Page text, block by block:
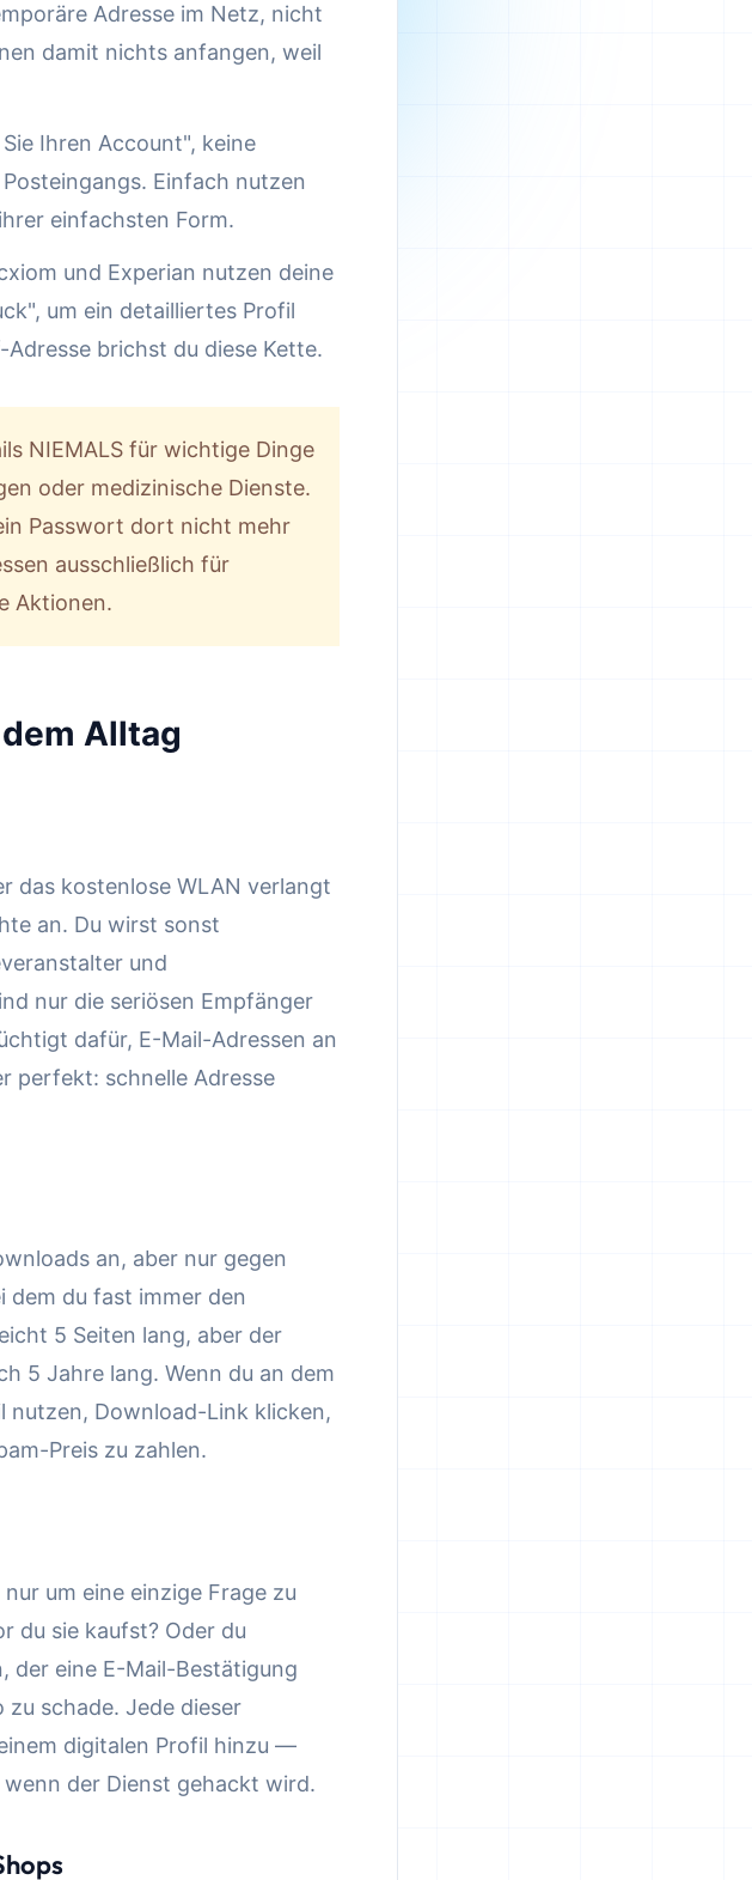
Adresse im Netz, nicht
damit nichts anfangen, weil
Ihren Account", keine
Einfach nutzen
einfachsten Form.
und Experian nutzen deine
um ein detailliertes Profil
brichst du diese Kette.
NIEMALS für wichtige Dinge
oder medizinische Dienste.
Passwort dort nicht mehr
ausschließlich für
Aktionen.
Alltag
das kostenlose WLAN verlangt
an. Du wirst sonst
und
nur die seriösen Empfänger
dafür, E-Mail-Adressen an
perfekt: schnelle Adresse
an, aber nur gegen
dem du fast immer den
5 Seiten lang, aber der
5 Jahre lang. Wenn du an dem
Download-Link klicken,
Preis zu zahlen.
um eine einzige Frage zu
du sie kaufst? Oder du
der eine E-Mail-Bestätigung
schade. Jede dieser
digitalen Profil hinzu —
der Dienst gehackt wird.